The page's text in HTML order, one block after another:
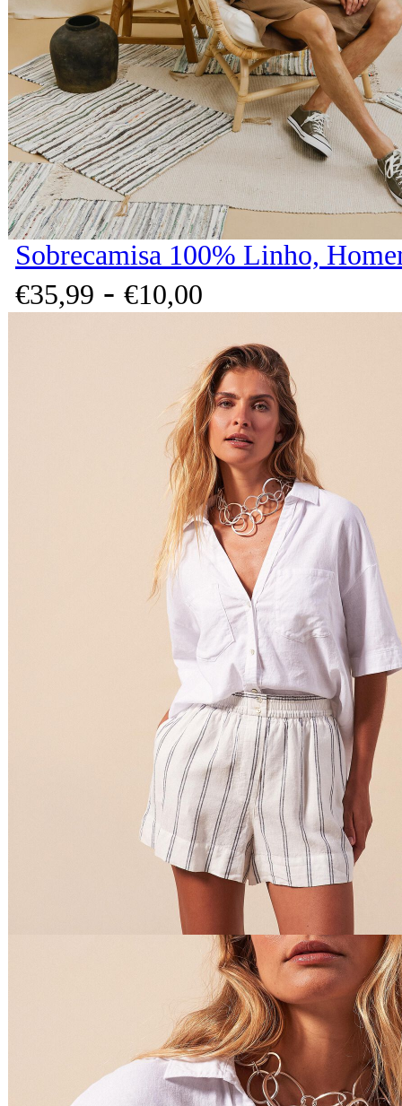
Sobrecamisa 100% Linho,
€35,99 - €10,00